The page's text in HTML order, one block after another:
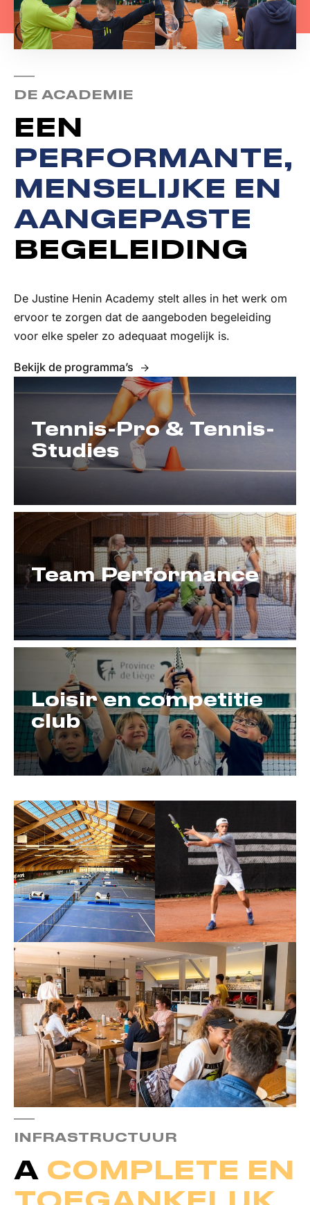
DE ACADEMIE
EEN
PERFORMANTE,
MENSELIJKE EN
AANGEPASTE
BEGELEIDING
De Justine Henin Academy stelt alles in het werk om
ervoor te zorgen dat de aangeboden begeleiding
voor elke speler zo adequaat mogelijk is.
Bekijk de programma’s
Tennis-Pro & Tennis-
Studies
Team Performance
Loisir en competitie
club
INFRASTRUCTUUR
A COMPLETE EN